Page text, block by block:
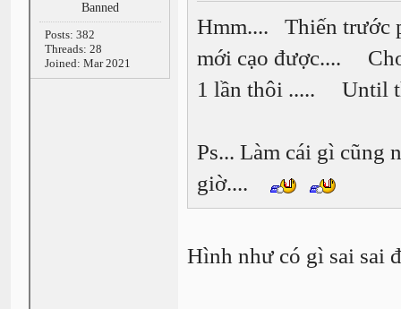
Banned
Posts: 382
Threads: 28
Joined: Mar 2021
Hmm.... Thiến trước
mới cạo được.... Cho
1 lần thôi ..... Until
Ps... Làm cái gì cũng
giờ....
Hình như có gì sai sai